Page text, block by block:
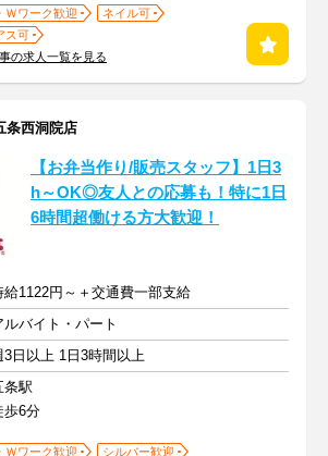
Ｗワーク歓迎
ネイル可
ス可
の求人一覧を見る
西洞院店
【お弁当作り/販売スタッフ】1日3
h～OK◎友人との応募も！特に1日
6時間超働ける方大歓迎！
給1122円～＋交通費一部支給
ルバイト・パート
3日以上 1日3時間以上
条駅
歩6分
Ｗワーク歓迎
シルバー歓迎